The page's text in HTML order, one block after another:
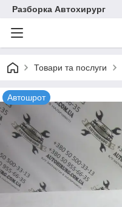
Разборка Автохирург
Товари та послуги
Автошрот